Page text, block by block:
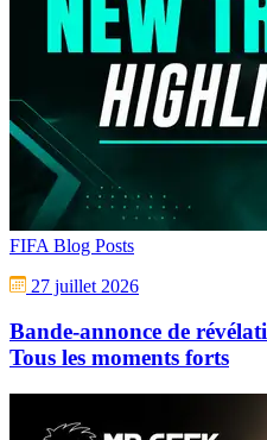
FIFA Blog Posts
27 juillet 2026
Bande-annonce de
Tous les moments forts